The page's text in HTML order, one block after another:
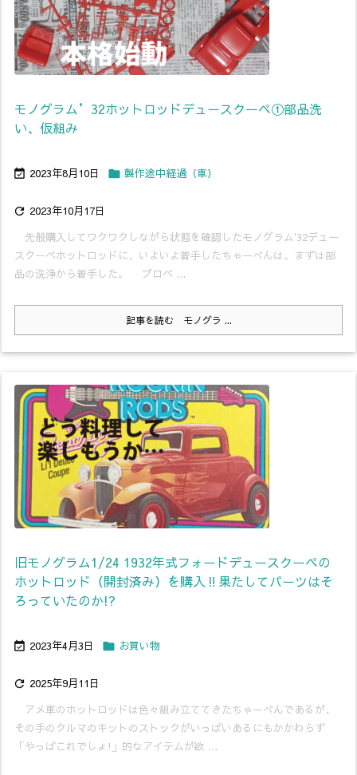
モノグラム’32ホットロッドデュースクーペ①部品洗
い、仮組み
 2023年8月10日  製作途中経過（車）
 2023年10月17日
先般購入してワクワクしながら状態を確認したモノグラム'32デュー
スクーペホットロッドに、いよいよ着手したちゃーべんは、まずは部
品の洗浄から着手した。 プロペ ...
記事を読む モノグラ ...
旧モノグラム1/24 1932年式フォードデュースクーペの
ホットロッド（開封済み）を購入‼果たしてパーツはそ
ろっていたのか!?
 2023年4月3日  お買い物
 2025年9月11日
アメ車のホットロッドは色々組み立ててきたちゃーべんであるが、
その手のクルマのキットのストックがいっぱいあるにもかかわらず
「やっぱこれでしょ!」的なアイテムが欲 ...